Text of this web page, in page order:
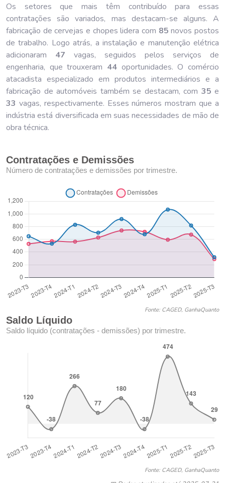
Os setores que mais têm contribuído para essas
contratações são variados, mas destacam-se alguns. A
fabricação de cervejas e chopes lidera com 85 novos postos
de trabalho. Logo atrás, a instalação e manutenção elétrica
adicionaram 47 vagas, seguidos pelos serviços de
engenharia, que trouxeram 44 oportunidades. O comércio
atacadista especializado em produtos intermediários e a
fabricação de automóveis também se destacam, com 35 e
33 vagas, respectivamente. Esses números mostram que a
indústria está diversificada em suas necessidades de mão de
obra técnica.
Contratações e Demissões
Número de contratações e demissões por trimestre.
Fonte: CAGED, GanhaQuanto
Saldo Líquido
Saldo líquido (contratações - demissões) por trimestre.
Fonte: CAGED, GanhaQuanto